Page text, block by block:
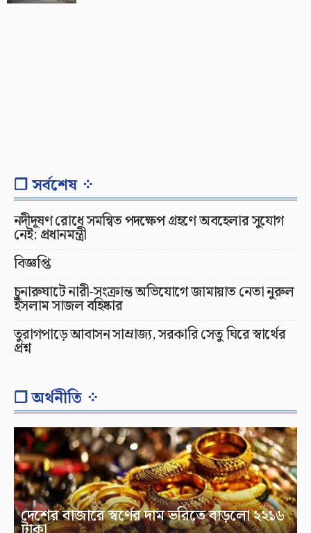
❐ সর্বশেষ ⁘
নদীদূষণ রোধে সমন্বিত পদক্ষেপ গ্রহণে অবহেলার সুযোগ
নেই: প্রধানমন্ত্রী
বিজ্ঞপ্তি
চুনারুঘাটে নারী-সংক্রান্ত অভিযোগে জামায়াত নেতা নুরুল
ইসলাম সাজল বহিষ্কার
তুরাগপাড়ে আবাসন সাম্রাজ্য, সরকারি সেতু ঘিরে স্বার্থের
প্রশ্ন
❐ অর্থনীতি ⁘
দেশের বাজারে স্বর্ণের দাম ভরিতে বাড়লো ২২১৬